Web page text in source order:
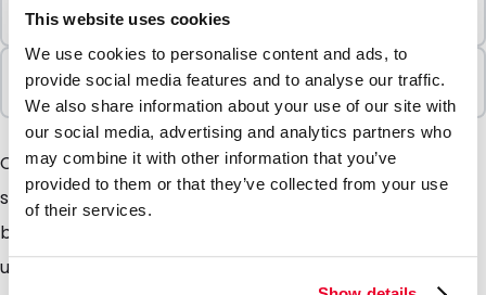
This website uses cookies
We use cookies to personalise content and ads, to
provide social media features and to analyse our traffic.
We also share information about your use of our site with
our social media, advertising and analytics partners who
may combine it with other information that you’ve
provided to them or that they’ve collected from your use
of their services.
100 Einheiten
In Paketen verkauft
100 Einheiten
CoverPlus-Air-Umschläge sind sehr stark und
strapazierfähig aber dennoch federleicht. In ihnen
befindet sich eine Innenschicht in Form einer mit Folie
umhüllten Luftpolsterung und sie verfügen über einen